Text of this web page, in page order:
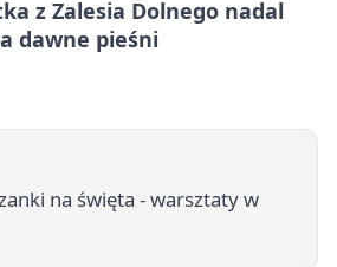
z Zalesia Dolnego nadal
dawne pieśni
na święta - warsztaty w